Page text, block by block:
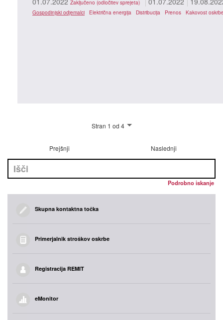
Zaključeno (odločitev sprejeta)
Gospodinjski odjemalci Električna energija Distribucija Prenos Kakovost
Stran 1 od 4
Prejšnji Naslednji
Podrobno iskanje
Skupna kontaktna točka
Primerjalnik stroškov oskrbe
Registracija REMIT
eMonitor